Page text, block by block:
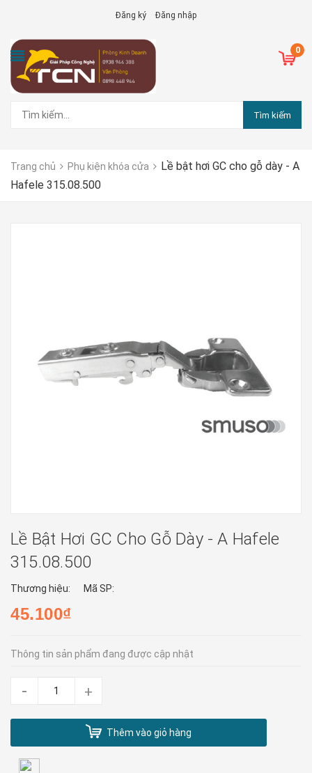
Đăng ký Đăng nhập
0
Tìm kiếm
Trang chủ Phụ kiện khóa cửa
Lề bật hơi GC cho gỗ dày - A
Hafele 315.08.500
Lề Bật Hơi GC Cho Gỗ Dày - A Hafele
315.08.500
Thương hiệu: Mã SP:
45.100₫
Thông tin sản phẩm đang được cập nhật
- +
Thêm vào giỏ hàng